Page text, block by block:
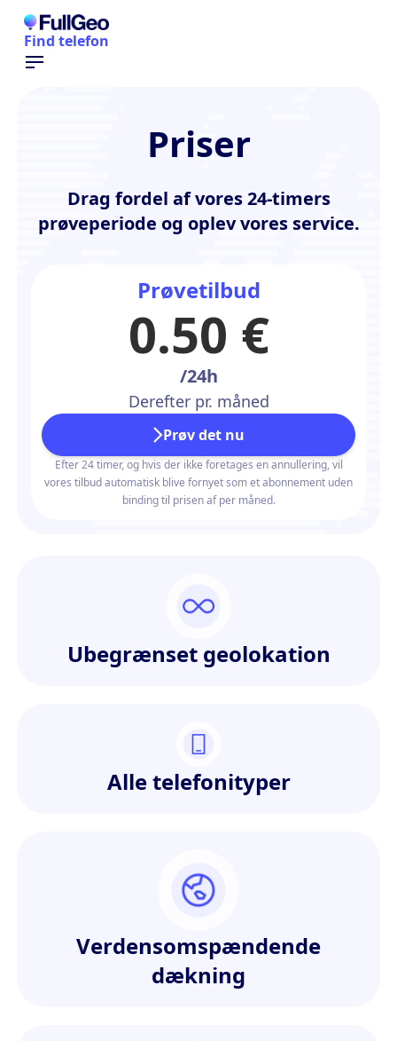
Find telefon
Priser
Drag fordel af vores 24-timers
prøveperiode og oplev vores service.
Prøvetilbud
0.50 €
/24h
Derefter pr. måned
Prøv det nu
Efter 24 timer, og hvis der ikke foretages en annullering, vil
vores tilbud automatisk blive fornyet som et abonnement uden
binding til prisen af per måned.
Ubegrænset geolokation
Alle telefonityper
Verdensomspændende
dækning